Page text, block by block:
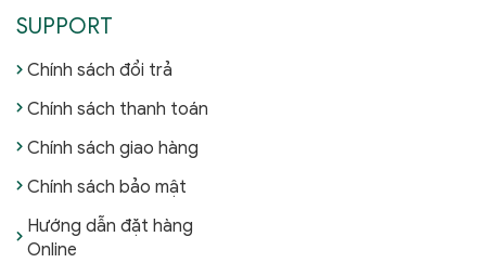
SUPPORT
Chính sách đổi trả
Chính sách thanh toán
Chính sách giao hàng
Chính sách bảo mật
Hướng dẫn đặt hàng
Online